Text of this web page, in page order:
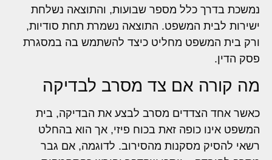
נמשכת בדרך כלל מספר שבועות, והתוצאה נשלחת
ישירות לבית המשפט. התוצאה נשמרת תחת סודיות,
ורק בית המשפט מחליט כיצד להשתמש בה במסגרת
פסק הדין.
מה קורה אם צד מסרב לבדיקה
כאשר אחד הצדדים מסרב לבצע את הבדיקה, בית
המשפט אינו כופה זאת בכוח פיזי, אך הוא בהחלט
רשאי להסיק מסקנות מהסירוב. לדוגמה, אם גבר